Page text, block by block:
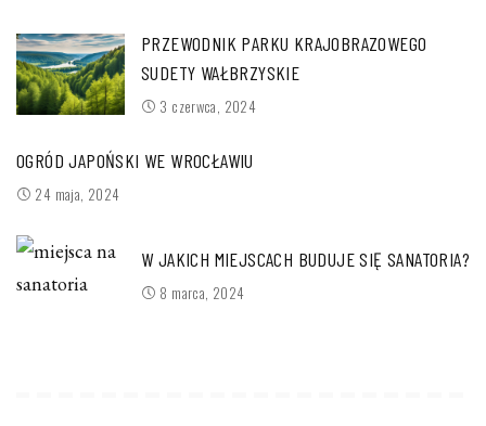
PRZEWODNIK PARKU KRAJOBRAZOWEGO
SUDETY WAŁBRZYSKIE
3 czerwca, 2024
OGRÓD JAPOŃSKI WE WROCŁAWIU
24 maja, 2024
W JAKICH MIEJSCACH BUDUJE SIĘ SANATORIA?
8 marca, 2024